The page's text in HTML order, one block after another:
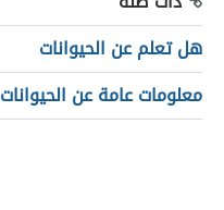
هل تعلم عن الحيوانات
معلومات عامة عن الحيوانات